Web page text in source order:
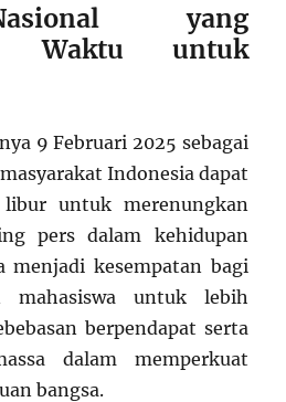
yang
Waktu untuk
9 Februari 2025 sebagai
Indonesia dapat
untuk merenungkan
pers dalam kehidupan
menjadi kesempatan bagi
mahasiswa untuk lebih
berpendapat serta
dalam memperkuat
bangsa.